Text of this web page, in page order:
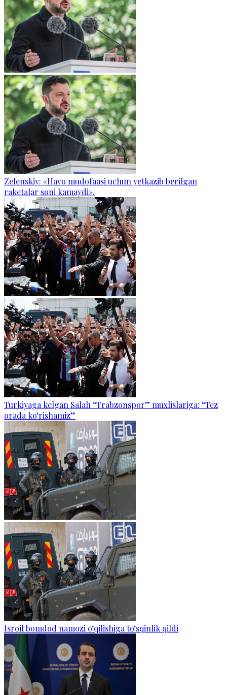
Zelenskiy: «Havo mudofaasi uchun yetkazib berilgan
raketalar soni kamaydi».
Turkiyaga kelgan Salah “Trabzonspor” muxlislariga: “Tez
orada ko‘rishamiz”
Isroil bomdod namozi o‘qilishiga to‘sqinlik qildi